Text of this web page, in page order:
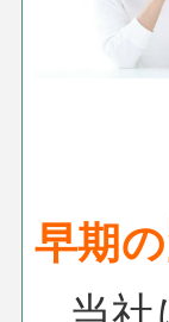
早期の
当